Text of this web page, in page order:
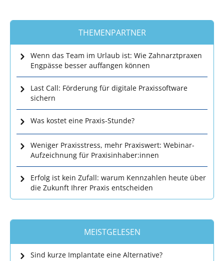
THEMENPARTNER
Wenn das Team im Urlaub ist: Wie Zahnarztpraxen
Engpässe besser auffangen können
Last Call: Förderung für digitale Praxissoftware
sichern
Was kostet eine Praxis-Stunde?
Weniger Praxisstress, mehr Praxiswert: Webinar-
Aufzeichnung für Praxisinhaber:innen
Erfolg ist kein Zufall: warum Kennzahlen heute über
die Zukunft Ihrer Praxis entscheiden
MEISTGELESEN
Sind kurze Implantate eine Alternative?